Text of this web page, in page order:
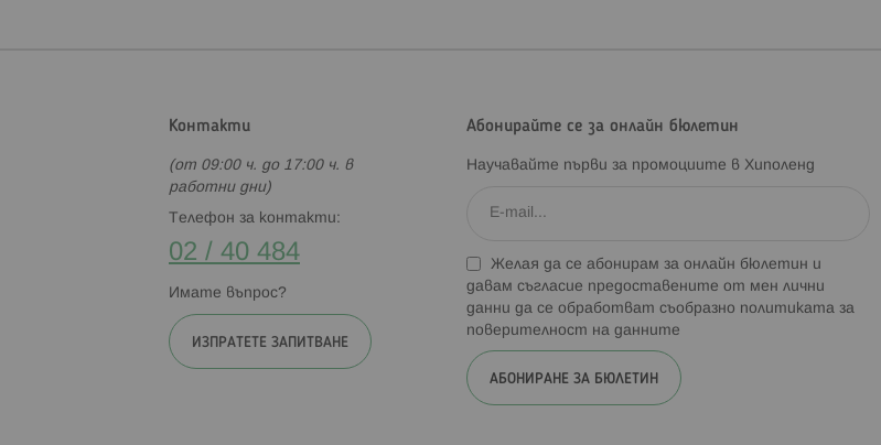
Контакти
(от 09:00 ч. до 17:00 ч. в
работни дни)
Телефон за контакти:
02 / 40 484
Имате въпрос?
ИЗПРАТЕТЕ ЗАПИТВАНЕ
Абонирайте се за онлайн бюлетин
Научавайте първи за промоциите в Хиполенд
Желая да се абонирам за онлайн бюлетин и
давам съгласие предоставените от мен лични
данни да се обработват съобразно политиката за
поверителност на данните
АБОНИРАНЕ ЗА БЮЛЕТИН